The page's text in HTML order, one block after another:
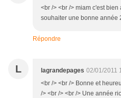
<br /> <br /> miam c'est
souhaiter une bonne année
Répondre
L lagrandepages 02/01/2011
<br /> <br /> Bonne et
/> <br /> <br /> Une année